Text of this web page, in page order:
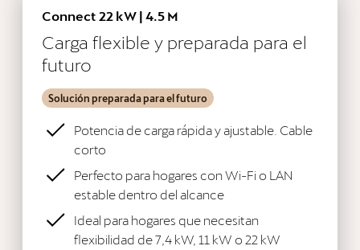
Connect 22 kW | 4.5 M
Carga flexible y preparada para el
futuro
Solución preparada para el futuro
Potencia de carga rápida y ajustable. Cable
corto
Perfecto para hogares con Wi-Fi o LAN
estable dentro del alcance
Ideal para hogares que necesitan
flexibilidad de 7,4 kW, 11 kW o 22 kW